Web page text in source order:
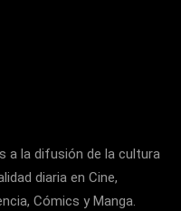
a la difusión de la cultura
diaria en Cine,
Cómics y Manga.